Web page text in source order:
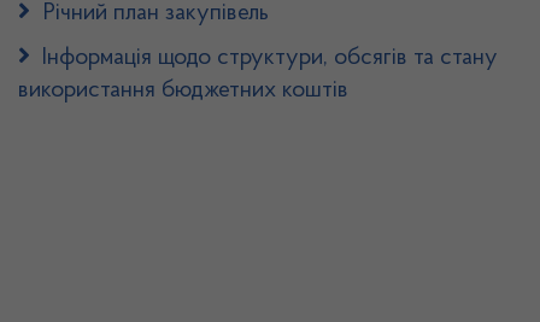
Річний план закупівель
Інформація щодо структури, обсягів та стану
використання бюджетних коштів